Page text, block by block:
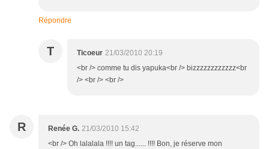
Répondre
T Ticoeur 21/03/2010 20:19
<br /> comme tu dis yapuka<br /> bizzzzzzzzzzzz<br
/> <br /> <br />
R Renée G. 21/03/2010 15:42
<br /> Oh lalalala !!!! un tag...... !!!! Bon, je réserve mon